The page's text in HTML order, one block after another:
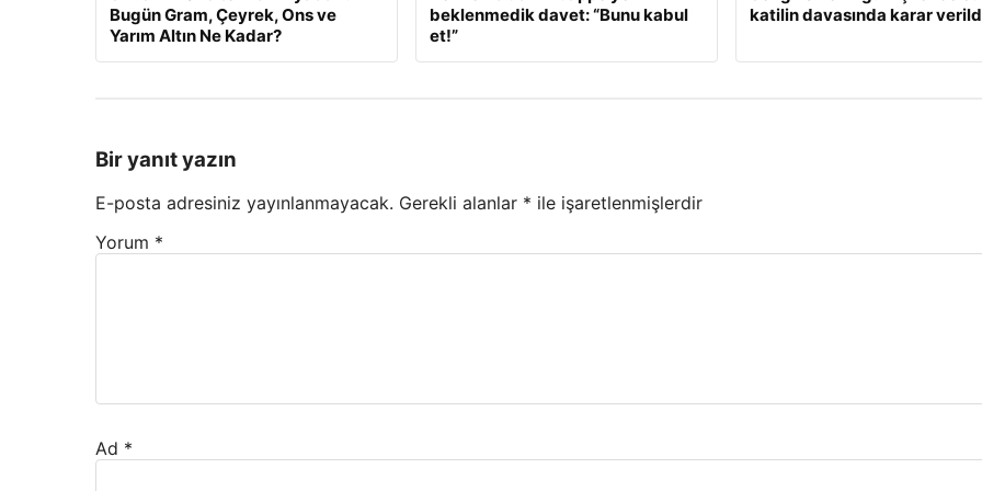
Bugün Gram, Çeyrek, Ons ve
Yarım Altın Ne Kadar?
beklenmedik davet: “Bunu kabul
et!”
katilin davasında karar
Bir yanıt yazın
E-posta adresiniz yayınlanmayacak. Gerekli alanlar * ile işaretlenmişlerdir
Yorum *
Ad *